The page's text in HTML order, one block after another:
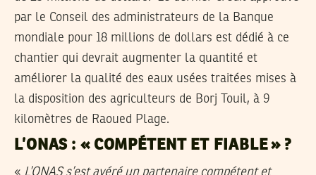
par le Conseil des administrateurs de la Banque
mondiale pour 18 millions de dollars est dédié à ce
chantier qui devrait augmenter la quantité et
améliorer la qualité des eaux usées traitées mises à
la disposition des agriculteurs de Borj Touil, à 9
kilomètres de Raoued Plage.
L’ONAS : « COMPÉTENT ET FIABLE » ?
« L’ONAS s’est avéré un partenaire compétent et